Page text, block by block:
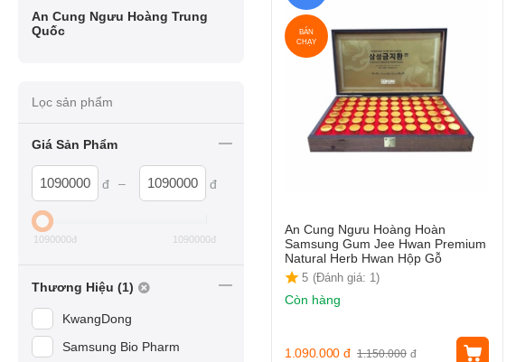
BÁN
CHẠY
An Cung Ngưu Hoàng Hoàn
Samsung Gum Jee Hwan Premium
Natural Herb Hwan Hộp Gỗ
5 (Đánh giá: 1)
Còn hàng
1.150.000 đ
1.090.000 đ
An Cung Ngưu Hoàng Trung
Quốc
Lọc sản phẩm
Giá Sản Phẩm
đ – đ
1090000đ 1090000đ
Thương Hiệu (1)
KwangDong
Samsung Bio Pharm